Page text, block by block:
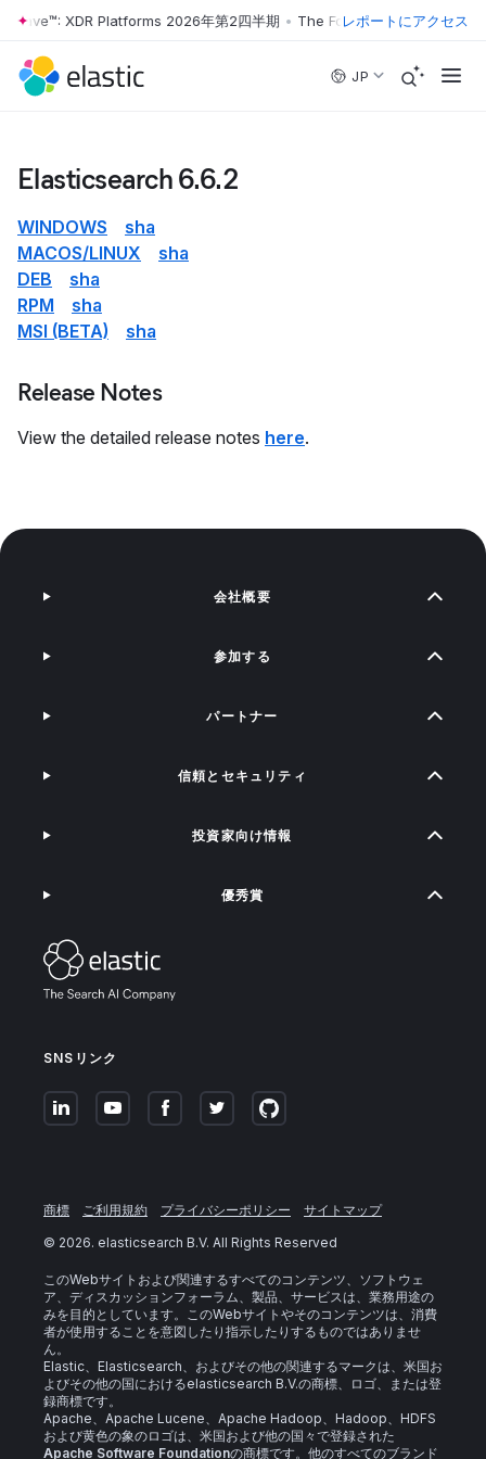
Skip to main content
Wave™: XDR Platforms 2026年第2四半期 • The Forrester Wave™: XDR
レポートにアクセス
JP
Elasticsearch 6.6.2
WINDOWS
sha
MACOS/LINUX
sha
DEB
sha
RPM
sha
MSI (BETA)
sha
Release Notes
View the detailed release notes here.
SNSリンク
会社概要
参加する
パートナー
信頼とセキュリティ
投資家向け情報
優秀賞
商標 ご利用規約 プライバシーポリシー
サイトマップ
© 2026. elasticsearch B.V. All Rights Reserved
このWebサイトおよび関連するすべてのコンテンツ、ソフトウェ
ア、ディスカッションフォーラム、製品、サービスは、業務用途の
みを目的としています。このWebサイトやそのコンテンツは、消費
者が使用することを意図したり指示したりするものではありませ
ん。
Elastic、Elasticsearch、およびその他の関連するマークは、米国お
よびその他の国におけるelasticsearch B.V.の商標、ロゴ、または登
録商標です。
Apache、Apache Lucene、Apache Hadoop、Hadoop、HDFS
および黄色の象のロゴは、米国および他の国々で登録された
Apache Software Foundationの商標です。他のすべてのブランド